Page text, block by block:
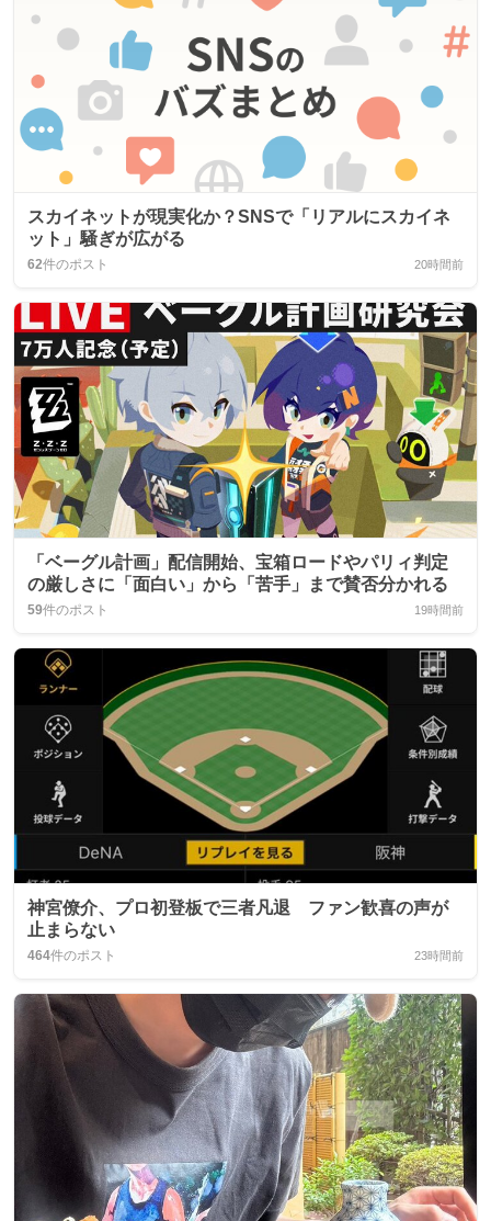
スカイネットが現実化か？SNSで「リアルにスカイネ
ット」騒ぎが広がる
62件のポスト 20時間前
「ベーグル計画」配信開始、宝箱ロードやパリィ判定
の厳しさに「面白い」から「苦手」まで賛否分かれる
59件のポスト 19時間前
神宮僚介、プロ初登板で三者凡退 ファン歓喜の声が
止まらない
464件のポスト 23時間前